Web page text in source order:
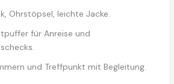
Ohrstöpsel, leichte Jacke.
für Anreise und
und Treffpunkt mit Begleitung.